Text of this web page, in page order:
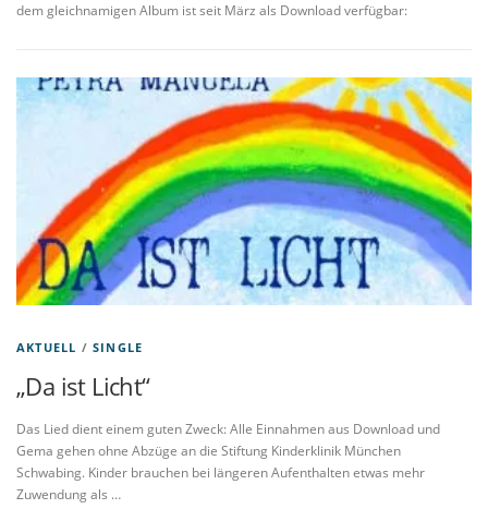
dem gleichnamigen Album ist seit März als Download verfügbar:
AKTUELL /SINGLE
„Da ist Licht“
Das Lied dient einem guten Zweck: Alle Einnahmen aus Download und
Gema gehen ohne Abzüge an die Stiftung Kinderklinik München
Schwabing. Kinder brauchen bei längeren Aufenthalten etwas mehr
Zuwendung als …